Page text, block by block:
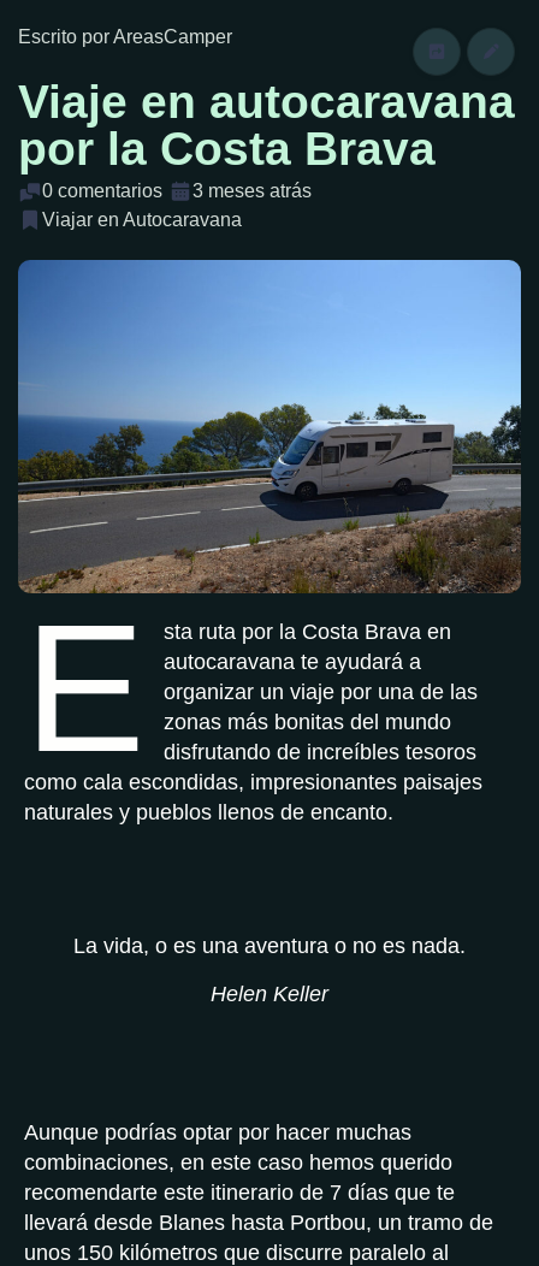
Escrito por AreasCamper
Viaje en autocaravana
por la Costa Brava
0 comentarios
3 meses atrás
Viajar en Autocaravana
E
sta ruta por la Costa Brava en
autocaravana te ayudará a
organizar un viaje por una de las
zonas más bonitas del mundo
disfrutando de increíbles tesoros
como cala escondidas, impresionantes paisajes
naturales y pueblos llenos de encanto.
La vida, o es una aventura o no es nada.
Helen Keller
Aunque podrías optar por hacer muchas
combinaciones, en este caso hemos querido
recomendarte este itinerario de 7 días que te
llevará desde Blanes hasta Portbou, un tramo de
unos 150 kilómetros que discurre paralelo al